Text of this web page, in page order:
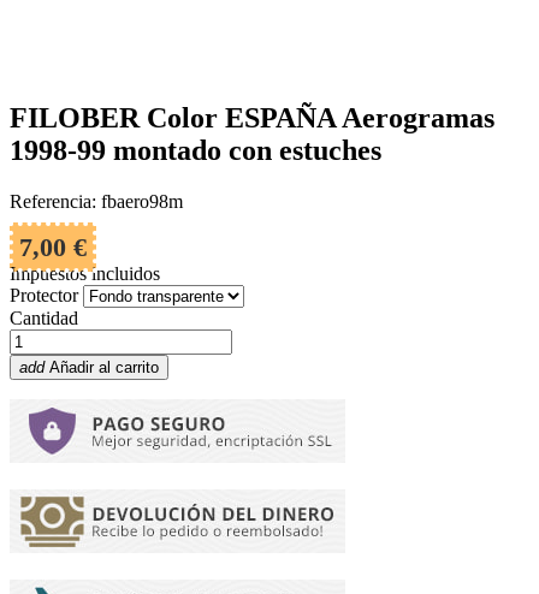
FILOBER Color ESPAÑA Aerogramas
1998-99 montado con estuches
Referencia: fbaero98m
7,00 €
Impuestos incluidos
Protector
Cantidad
add Añadir al carrito